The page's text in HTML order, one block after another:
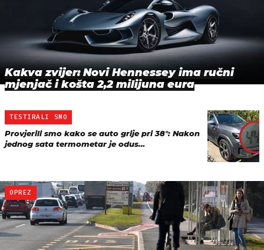
Kakva zvijer: Novi Hennessey ima ručni
mjenjač i košta 2,2 milijuna eura
TESTIRALI SMO
Provjerili smo kako se auto grije pri 38°: Nakon
jednog sata termometar je odus…
OPREZ